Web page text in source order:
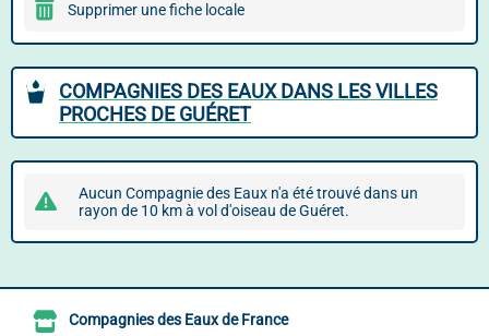
Supprimer une fiche locale
COMPAGNIES DES EAUX DANS LES VILLES
PROCHES DE GUÉRET
Aucun Compagnie des Eaux n'a été trouvé dans un
rayon de 10 km à vol d'oiseau de Guéret.
Compagnies des Eaux de France